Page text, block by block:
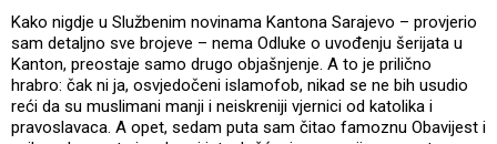
Kako nigdje u Službenim novinama Kantona Sarajevo – provjerio
sam detaljno sve brojeve – nema Odluke o uvođenju šerijata u
Kanton, preostaje samo drugo objašnjenje. A to je prilično
hrabro: čak ni ja, osvjedočeni islamofob, nikad se ne bih usudio
reći da su muslimani manji i neiskreniji vjernici od katolika i
pravoslavaca. A opet, sedam puta sam čitao famoznu Obavijest i